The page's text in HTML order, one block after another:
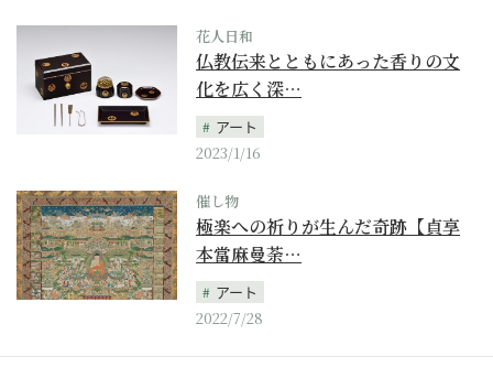
花人日和
仏教伝来とともにあった香りの文
化を広く深…
アート
2023/1/16
催し物
極楽への祈りが生んだ奇跡【貞享
本當麻曼荼…
アート
2022/7/28